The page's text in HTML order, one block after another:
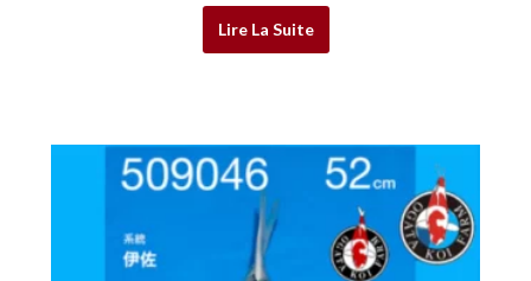
Lire La Suite